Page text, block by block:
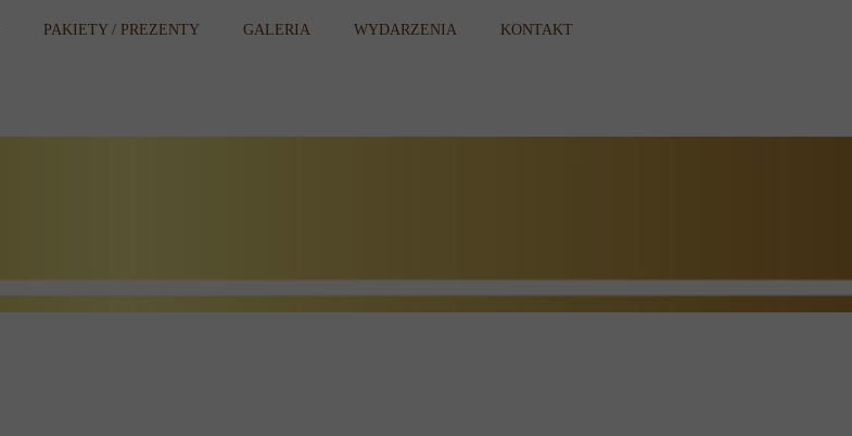
PAKIETY / PREZENTY GALERIA WYDARZENIA KONTAKT